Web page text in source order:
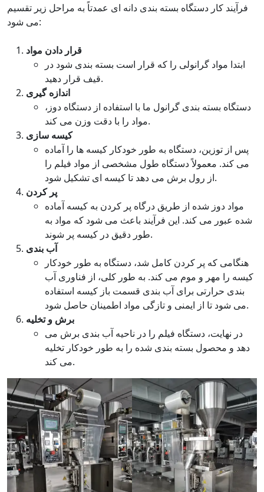
فرآیند کار دستگاه بسته بندی دانه ای عمدتاً به مراحل زیر تقسیم
می شود:
قرار دادن مواد
ابتدا مواد گرانولی را که قرار است بسته بندی شود در
قیف قرار دهید.
اندازه گیری
دستگاه بسته بندی گرانول ما با استفاده از دستگاه دوز،
مواد را با دقت وزن می کند.
کیسه سازی
پس از توزین، دستگاه به طور خودکار کیسه ها را آماده
می کند. معمولاً دستگاه طول مشخصی از مواد فیلم را
از رول برش می دهد تا کیسه ای تشکیل شود.
پر کردن
مواد دوز شده از طریق درگاه پر کردن به کیسه آماده
شده عبور می کند. این فرآیند باعث می شود که مواد به
طور دقیق در کیسه پر شوند.
آب بندی
هنگامی که پر کردن کامل شد، دستگاه به طور خودکار
کیسه را مهر و موم می کند. به طور کلی، از فناوری آب
بندی حرارتی برای آب بندی قسمت باز کیسه استفاده
می شود تا از ایمنی و تازگی مواد اطمینان حاصل شود.
برش و تخلیه
در نهایت، دستگاه فیلم را در ناحیه آب بندی برش می
دهد و محصول بسته بندی شده را به طور خودکار تخلیه
می کند.